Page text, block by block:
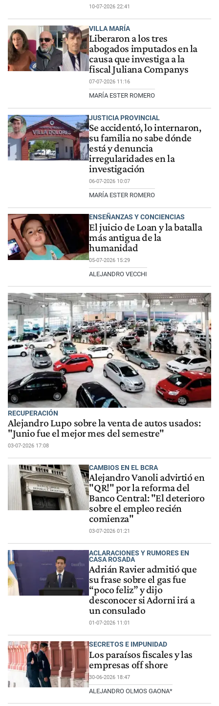
10-07-2026 22:41
VILLA MARÍA
Liberaron a los tres
abogados imputados en la
causa que investiga a la
fiscal Juliana Companys
07-07-2026 11:16
MARÍA ESTER ROMERO
JUSTICIA PROVINCIAL
Se accidentó, lo internaron,
su familia no sabe dónde
está y denuncia
irregularidades en la
investigación
06-07-2026 10:07
MARÍA ESTER ROMERO
ENSEÑANZAS Y CONCIENCIAS
El juicio de Loan y la batalla
más antigua de la
humanidad
05-07-2026 15:29
ALEJANDRO VECCHI
RECUPERACIÓN
Alejandro Lupo sobre la venta de autos usados:
"Junio fue el mejor mes del semestre"
03-07-2026 17:08
CAMBIOS EN EL BCRA
Alejandro Vanoli advirtió en
"QR!" por la reforma del
Banco Central: "El deterioro
sobre el empleo recién
comienza"
03-07-2026 01:21
ACLARACIONES Y RUMORES EN
CASA ROSADA
Adrián Ravier admitió que
su frase sobre el gas fue
“poco feliz” y dijo
desconocer si Adorni irá a
un consulado
01-07-2026 11:01
SECRETOS E IMPUNIDAD
Los paraísos fiscales y las
empresas off shore
30-06-2026 18:47
ALEJANDRO OLMOS GAONA*